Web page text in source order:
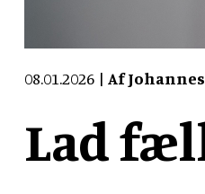
08.01.2026 Af
Lad